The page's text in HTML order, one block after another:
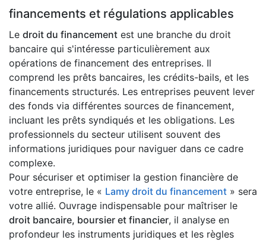
financements et régulations applicables
Le droit du financement est une branche du droit
bancaire qui s'intéresse particulièrement aux
opérations de financement des entreprises. Il
comprend les prêts bancaires, les crédits-bails, et les
financements structurés. Les entreprises peuvent lever
des fonds via différentes sources de financement,
incluant les prêts syndiqués et les obligations. Les
professionnels du secteur utilisent souvent des
informations juridiques pour naviguer dans ce cadre
complexe.
Pour sécuriser et optimiser la gestion financière de
votre entreprise, le « Lamy droit du financement » sera
votre allié. Ouvrage indispensable pour maîtriser le
droit bancaire, boursier et financier, il analyse en
profondeur les instruments juridiques et les règles